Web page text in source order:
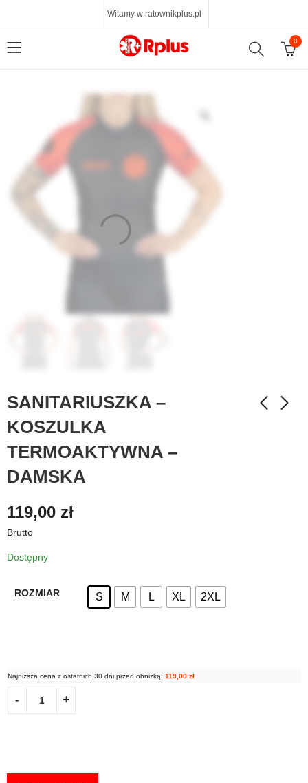
Witamy w ratownikplus.pl
0
SANITARIUSZKA –
KOSZULKA
TERMOAKTYWNA –
DAMSKA
119,00 zł
Brutto
Dostępny
ROZMIAR S M L XL 2XL
Najniższa cena z ostatnich 30 dni przed obniżką: 119,00 zł